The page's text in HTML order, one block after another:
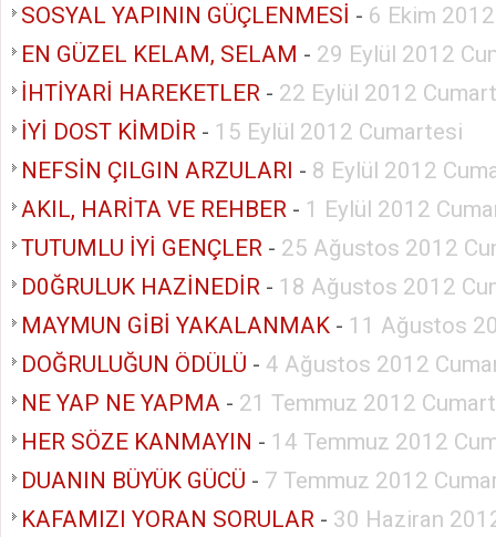
SOSYAL YAPININ GÜÇLENMESİ - 6 Ekim
EN GÜZEL KELAM, SELAM - 29 Eylül 2012
İHTİYARİ HAREKETLER - 22 Eylül 2012
İYİ DOST KİMDİR - 15 Eylül 2012 Cumartesi
NEFSİN ÇILGIN ARZULARI - 8 Eylül 2012
AKIL, HARİTA VE REHBER - 1 Eylül 2012
TUTUMLU İYİ GENÇLER - 25 Ağustos 2012
D0ĞRULUK HAZİNEDİR - 18 Ağustos 2012
MAYMUN GİBİ YAKALANMAK - 11 Ağustos
DOĞRULUĞUN ÖDÜLÜ - 4 Ağustos 2012
NE YAP NE YAPMA - 21 Temmuz 2012
HER SÖZE KANMAYIN - 14 Temmuz 2012
DUANIN BÜYÜK GÜCÜ - 7 Temmuz 2012
KAFAMIZI YORAN SORULAR - 30 Haziran